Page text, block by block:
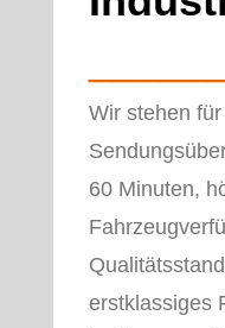
Wir stehen
60 Minuten,
erstklassiges